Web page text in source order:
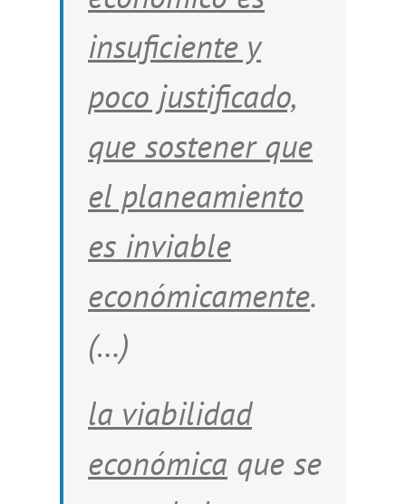
insuficiente y
poco justificado,
que sostener que
el planeamiento
es inviable
económicamente.
(…)
la viabilidad
económica que se